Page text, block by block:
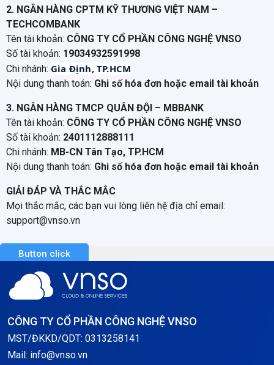
2. NGÂN HÀNG CPTM KỸ THƯƠNG VIỆT NAM –
TECHCOMBANK
Tên tài khoản: CÔNG TY CỔ PHẦN CÔNG NGHỆ VNSO
Số tài khoản: 19034932591998
Chi nhánh: Gia Định, TP.HCM
Nội dung thanh toán: Ghi số hóa đơn hoặc email tài khoản
3. NGÂN HÀNG TMCP QUÂN ĐỘI – MBBANK
Tên tài khoản: CÔNG TY CỔ PHẦN CÔNG NGHỆ VNSO
Số tài khoản: 2401112888111
Chi nhánh: MB-CN Tân Tạo, TP.HCM
Nội dung thanh toán: Ghi số hóa đơn hoặc email tài khoản
GIẢI ĐÁP VÀ THẮC MẮC
Mọi thắc mắc, các bạn vui lòng liên hệ địa chỉ email:
support@vnso.vn
Button click
CÔNG TY CỔ PHẦN CÔNG NGHỆ VNSO
MST/ĐKKD/QDT: 0313258141
Mail: info@vnso.vn